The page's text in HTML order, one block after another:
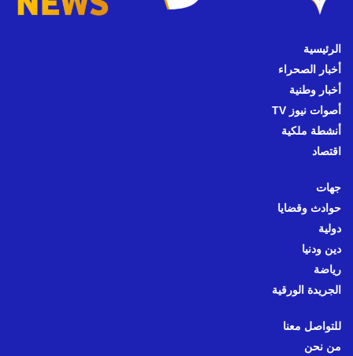
الرئيسية
أخبار الصحراء
أخبار وطنية
أصوات نيوز TV
أنشطة ملكية
اقتصاد
جهات
حوادث وقضايا
دولية
دين ودنيا
رياضة
الجريدة الورقية
للتواصل معنا
من نحن